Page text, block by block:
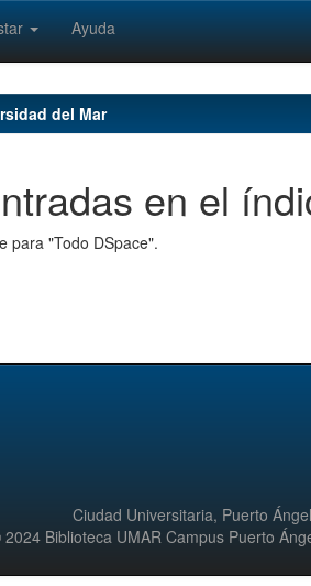
Ayuda
del Mar
en el
para "Todo DSpace".
Ciudad Universitaria, Puerto
Biblioteca UMAR Campus Puerto